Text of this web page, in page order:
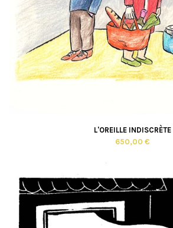
L'OREILLE INDISCRÈTE
650,00 €